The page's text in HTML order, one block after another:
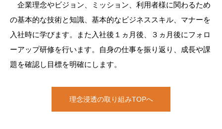
企業理念やビジョン、ミッション、利用者様に関わるため
の基本的な技術と知識、基本的なビジネススキル、マナーを
入社時に学びます。また入社後１ヵ月後、３ヵ月後にフォロ
ーアップ研修を行います。自身の仕事を振り返り、成長や課
題を確認し目標を明確にします。
理念浸透の取り組みTOPへ